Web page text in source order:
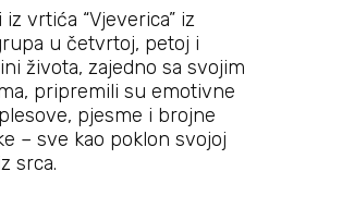
iz vrtića “Vjeverica” iz
u četvrtoj, petoj i
života, zajedno sa svojim
pripremili su emotivne
pjesme i brojne
– sve kao poklon svojoj
srca.